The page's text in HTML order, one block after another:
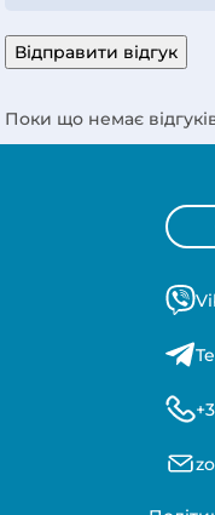
Відправити відгук
Поки що немає